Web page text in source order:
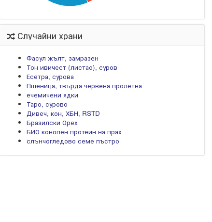
Случайни храни
Фасул жълт, замразен
Тон ивичест (листао), суров
Есетра, сурова
Пшеница, твърда червена пролетна
ечемичени ядки
Таро, сурово
Дивеч, кон, ХБН, RSTD
Бразилски Орех
БИО конопен протеин на прах
слънчогледово семе пъстро